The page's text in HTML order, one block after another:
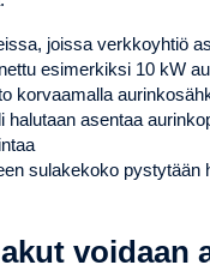
joissa verkkoyhtiö
esimerkiksi 10 kW
korvaamalla
halutaan asentaa
sulakekoko
voidaan